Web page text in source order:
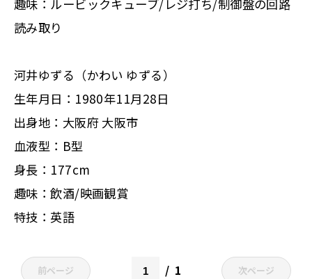
趣味：ルービックキューブ/レジ打ち/制御盤の回路
読み取り
河井ゆずる（かわい ゆずる）
生年月日：1980年11月28日
出身地：大阪府 大阪市
血液型：B型
身長：177cm
趣味：飲酒/映画観賞
特技：英語
前ページ 1 次ページ